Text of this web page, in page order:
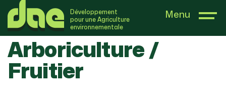
Développement
pour une Agriculture
environnementale
Menu
DAE France Boutique Arboriculture / Fruitier
Arboriculture /
Fruitier